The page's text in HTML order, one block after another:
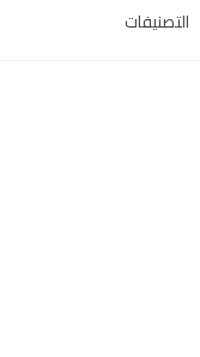
التصنيفات